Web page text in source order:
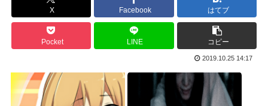
ワンピースの「世界に5種しかない飛行能力」発言の謎が遂に...
米農家「60kg作って1万8000円…コストは2万以上…...
井口裕香さん、「ケツ鍛えるより演技力鍛えろよ」とアニメフ...
氷河期世代『ルッキズムが一番酷かったのは00年代、こうい...
海外「日本なんて行くんじゃなかった…」 日本を知ってしま...
ちいかわ映画見てきたんやがバッドエンドすぎん？
X Facebook はてブ
Pocket LINE コピー
2019.10.25 14:17